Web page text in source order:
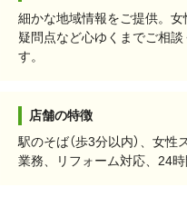
細かな地域情報をご提供。
疑問点など心ゆくまでご相
す。
店舗の特徴
駅のそば（歩3分以内）、女
業務、リフォーム対応、24